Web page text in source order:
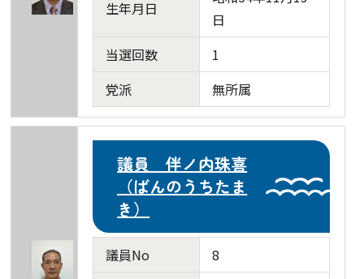
生年月日
日
当選回数
1
党派
無所属
議員 伴ノ内珠喜
（ばんのうちたま
き）
議員No 8